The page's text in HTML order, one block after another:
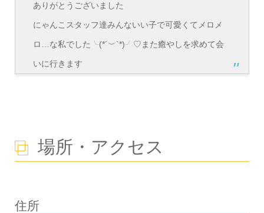
ありがとうございました
にゃんこスタッフ達みんないい子で可愛くてメロメ
ロ…な私でした╰(*´︶`*)╯♡また癒やしを求めて会
いに行きます
場所・アクセス
住所